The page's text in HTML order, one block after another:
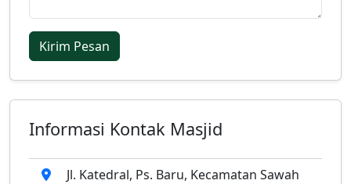
Kirim Pesan
Informasi Kontak Masjid
Jl. Katedral, Ps. Baru, Kecamatan Sawah